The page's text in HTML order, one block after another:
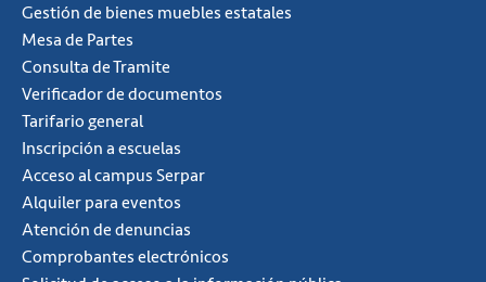
Gestión de bienes muebles estatales
Mesa de Partes
Consulta de Tramite
Verificador de documentos
Tarifario general
Inscripción a escuelas
Acceso al campus Serpar
Alquiler para eventos
Atención de denuncias
Comprobantes electrónicos